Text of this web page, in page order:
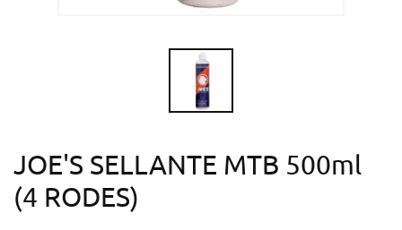
JOE'S SELLANTE MTB 500ml
(4 RODES)